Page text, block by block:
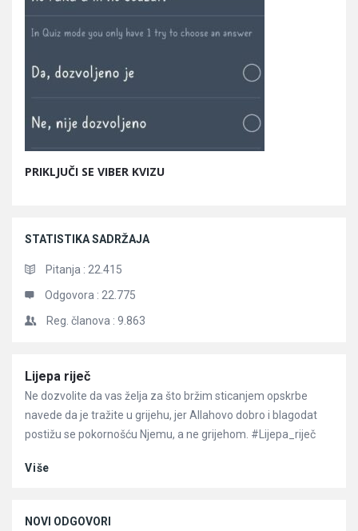
PRIKLJUČI SE VIBER KVIZU
STATISTIKA SADRŽAJA
Pitanja : 22.415
Odgovora : 22.775
Reg. članova : 9.863
Članci
Lijepa riječ
Ne dozvolite da vas želja za što bržim sticanjem opskrbe
navede da je tražite u grijehu, jer Allahovo dobro i blagodat
postižu se pokornošću Njemu, a ne grijehom. #Lijepa_riječ
Više
NOVI ODGOVORI